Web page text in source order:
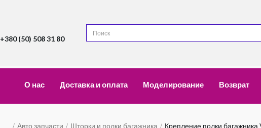
+380 (50) 508 31 80
О нас Доставка и оплата Моделирование Возврат
Авто запчасти Шторки и полки багажника Крепление полки